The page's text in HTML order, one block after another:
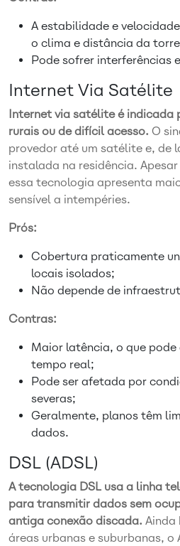
A estabilidade e
o clima e distância da
Pode sofrer interferências
Internet Via Satélite
Internet via satélite é indicada
rurais ou de difícil acesso. O
provedor até um satélite e, de
instalada na residência.
essa tecnologia apresenta
sensível a intempéries.
Prós:
Cobertura praticamente
locais isolados;
Não depende de
Contras:
Maior latência, o que
tempo real;
Pode ser afetada por
severas;
Geralmente, planos têm
dados.
DSL (ADSL)
A tecnologia DSL usa a linha
para transmitir dados sem
antiga conexão discada. Ainda
áreas urbanas e suburbanas, o